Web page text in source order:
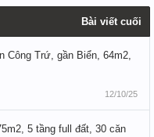
Bài viết cuối
Công Trứ, gần Biển, 64m2,
12/10/25
5 tầng full đất, 30 căn